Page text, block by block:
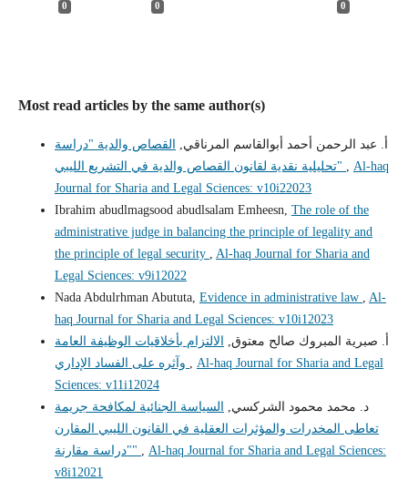
0 0 0
Most read articles by the same author(s)
أ. عبد الرحمن أحمد أبوالقاسم المرناقي, القصاص والدية "دراسة
تحليلية نقدية لقانون القصاص والدية في التشريع الليبي"
Al-haq
Journal for Sharia and Legal Sciences: v10i22023
Ibrahim abudlmagsood abudlsalam Emheesn, The role of the
administrative judge in balancing the principle of legality and
the principle of legal security
Al-haq Journal for Sharia and
Legal Sciences: v9i12022
Nada Abdulrhman Abututa, Evidence in administrative law
Al-
haq Journal for Sharia and Legal Sciences: v10i12023
أ‌. صبرية المبروك صالح معتوق, الالتزام بأخلاقيات الوظيفة العامة
Al-haq Journal for Sharia and Legal
Sciences: v11i12024
د. محمد محمود الشركسي, السياسة الجنائية لمكافحة جريمة
تعاطى المخدرات والمؤثرات العقلية في القانون الليبي المقارن
"دراسة مقارنة"
Al-haq Journal for Sharia and Legal Sciences:
v8i12021